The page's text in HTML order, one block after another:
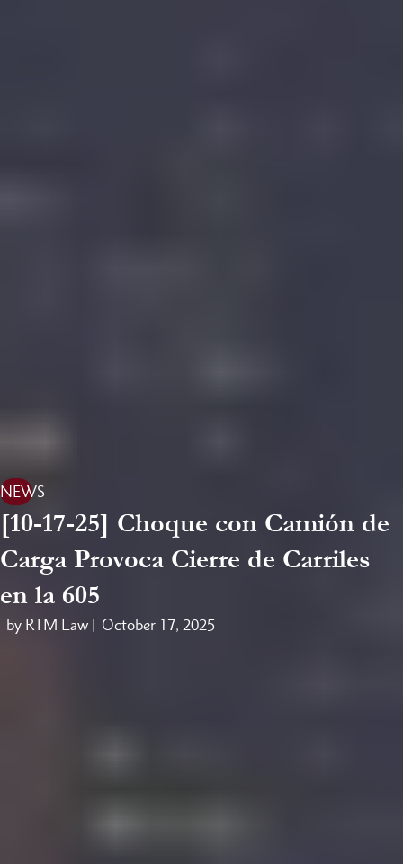
NEWS
[10-17-25] Choque con Camión de
Carga Provoca Cierre de Carriles
en la 605
by RTM Law | October 17, 2025